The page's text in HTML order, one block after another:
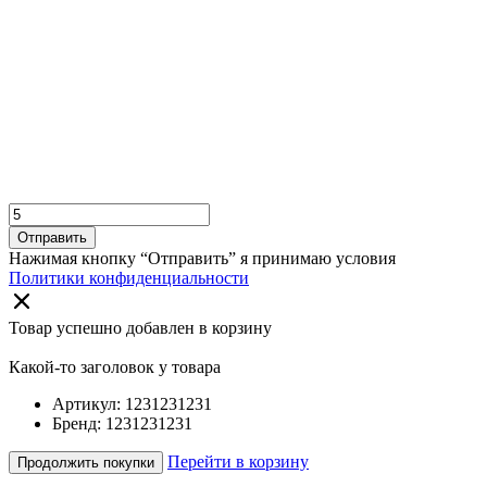
Отправить
Нажимая кнопку “Отправить” я принимаю условия
Политики конфиденциальности
Товар успешно добавлен в корзину
Какой-то заголовок у товара
Артикул: 1231231231
Бренд: 1231231231
Продолжить покупки Перейти в корзину